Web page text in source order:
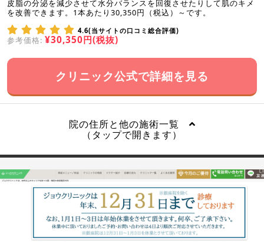
皮脂の分泌を減少させて水分バランスを回復させたりして肌のキメ
を改善できます。1本あたり30,350円（税込）～です。
4.6(当サイトの口コミ総合評価)
参考価格: ¥30,350円(税抜)
クリニック公式で詳細を見る
院の住所と他の施術一覧
（タップで開きます）